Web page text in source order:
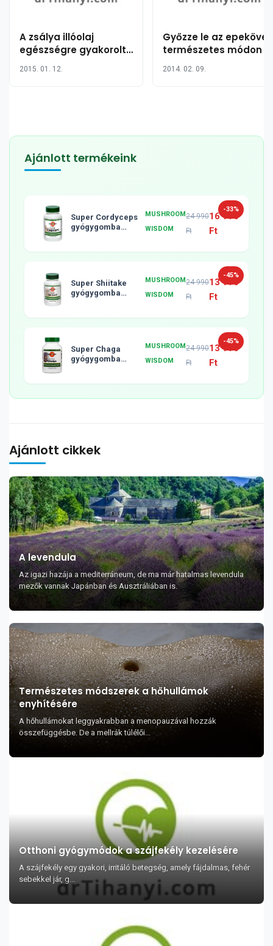
A zsálya illóolaj
egészségre gyakorolt
pontban
2015. 01. 12.
Győzze le az epekövet
természetes módon
2014. 02. 09.
Ajánlott termékeink
-33%
Super Cordyceps
gyógygomba
MUSHROOM
WISDOM
24 990
Ft
16 990
Ft
-45%
Super Shiitake
gyógygomba
MUSHROOM
WISDOM
24 990
Ft
13 990
Ft
-45%
Super Chaga
gyógygomba
MUSHROOM
WISDOM
24 990
Ft
13 990
Ft
Ajánlott cikkek
A levendula
Az igazi hazája a mediterráneum, de ma már hatalmas levendula
mezők vannak Japánban és Ausztráliában is.
Természetes módszerek a hőhullámok
enyhítésére
A hőhullámokat leggyakrabban a menopauzával hozzák
összefüggésbe. De a mellrák túlélői...
Otthoni gyógymódok a szájfekély kezelésére
A szájfekély egy gyakori, irritáló betegség, amely fájdalmas, fehér
sebekkel jár, g...